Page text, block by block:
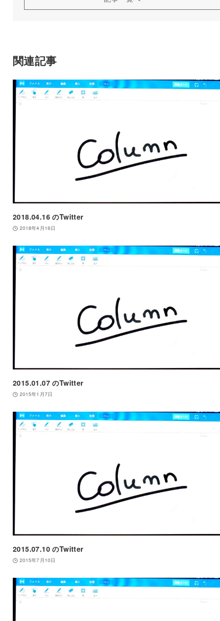
関連記事
2018.04.16 のTwitter
2018年4月16日
2015.01.07 のTwitter
2015年1月7日
2015.07.10 のTwitter
2015年7月10日